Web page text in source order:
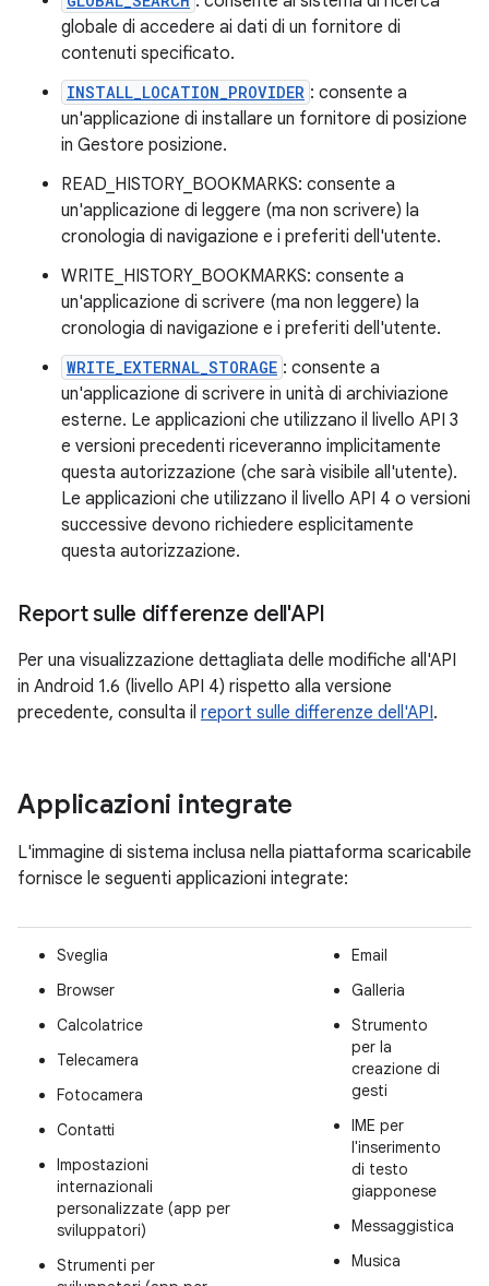
globale di accedere ai dati di un fornitore di
contenuti specificato.
INSTALL_LOCATION_PROVIDER : consente a
un'applicazione di installare un fornitore di posizione
in Gestore posizione.
READ_HISTORY_BOOKMARKS: consente a
un'applicazione di leggere (ma non scrivere) la
cronologia di navigazione e i preferiti dell'utente.
WRITE_HISTORY_BOOKMARKS: consente a
un'applicazione di scrivere (ma non leggere) la
cronologia di navigazione e i preferiti dell'utente.
WRITE_EXTERNAL_STORAGE : consente a
un'applicazione di scrivere in unità di archiviazione
esterne. Le applicazioni che utilizzano il livello API 3
e versioni precedenti riceveranno implicitamente
questa autorizzazione (che sarà visibile all'utente).
Le applicazioni che utilizzano il livello API 4 o versioni
successive devono richiedere esplicitamente
questa autorizzazione.
Report sulle differenze dell'API
Per una visualizzazione dettagliata delle modifiche all'API
in Android 1.6 (livello API 4) rispetto alla versione
precedente, consulta il report sulle differenze dell'API.
Applicazioni integrate
L'immagine di sistema inclusa nella piattaforma scaricabile
fornisce le seguenti applicazioni integrate:
Sveglia
Browser
Calcolatrice
Telecamera
Fotocamera
Contatti
Impostazioni
internazionali
personalizzate (app per
sviluppatori)
Strumenti per
Email
Galleria
Strumento
per la
creazione di
gesti
IME per
l'inserimento
di testo
giapponese
Messaggistica
Musica